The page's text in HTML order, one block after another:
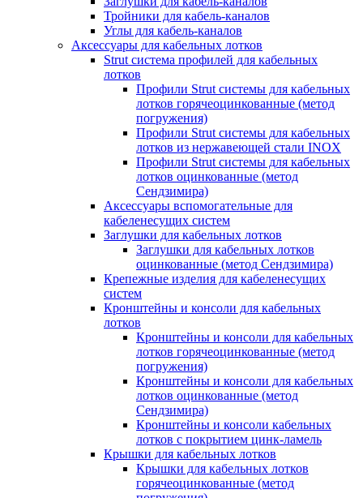
Тройники для кабель-каналов
Углы для кабель-каналов
Аксессуары для кабельных лотков
Strut система профилей для кабельных
лотков
Профили Strut системы для кабельных
лотков горячеоцинкованные (метод
погружения)
Профили Strut системы для кабельных
лотков из нержавеющей стали INOX
Профили Strut системы для кабельных
лотков оцинкованные (метод
Сендзимира)
Аксессуары вспомогательные для
кабеленесущих систем
Заглушки для кабельных лотков
Заглушки для кабельных лотков
оцинкованные (метод Сендзимира)
Крепежные изделия для кабеленесущих
систем
Кронштейны и консоли для кабельных
лотков
Кронштейны и консоли для кабельных
лотков горячеоцинкованные (метод
погружения)
Кронштейны и консоли для кабельных
лотков оцинкованные (метод
Сендзимира)
Кронштейны и консоли кабельных
лотков с покрытием цинк-ламель
Крышки для кабельных лотков
Крышки для кабельных лотков
горячеоцинкованные (метод